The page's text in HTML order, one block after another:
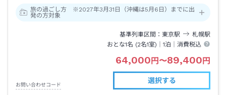
旅の過ごし方 ※2027年3月31日（沖縄は5月6日）までに出
発の方対象
基準列車区間 東京駅 札幌駅
おとな1名 (2名1室)｜1泊 ｜消費税込
64,000円〜89,400円
お問い合わせコード
選択する